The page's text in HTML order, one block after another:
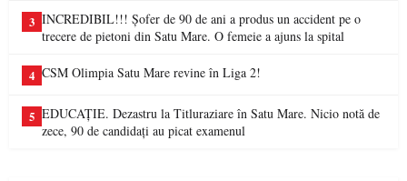
3 INCREDIBIL!!! Șofer de 90 de ani a produs un accident pe o
trecere de pietoni din Satu Mare. O femeie a ajuns la spital
4 CSM Olimpia Satu Mare revine în Liga 2!
5 EDUCAȚIE. Dezastru la Titluraziare în Satu Mare. Nicio notă de
zece, 90 de candidați au picat examenul